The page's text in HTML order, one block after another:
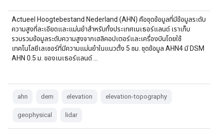
Actueel Hoogtebestand Nederland (AHN) คือชุดข้อมูลที่มีข้อมูลระดับ
ความสูงที่ละเอียดและแม่นยำสำหรับทั้งประเทศเนเธอร์แลนด์ เราเก็บ
รวบรวมข้อมูลระดับความสูงจากเฮลิคอปเตอร์และเครื่องบินโดยใช้
เทคโนโลยีเลเซอร์ที่มีความแม่นยำในแนวตั้ง 5 ซม. ชุดข้อมูล AHN4 มี DSM
AHN 0.5 ม. ของเนเธอร์แลนด์ …
ahn dem elevation elevation-topography
geophysical lidar